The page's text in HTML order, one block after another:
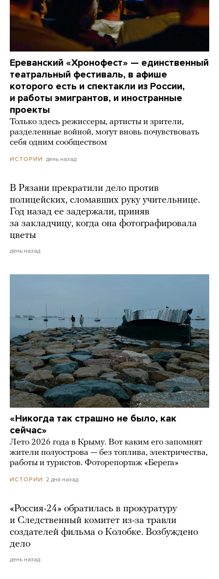
Ереванский «Хронофест» — единственный
театральный фестиваль, в афише
которого есть и спектакли из России,
и работы эмигрантов, и иностранные
проекты
Только здесь режиссеры, артисты и зрители,
разделенные войной, могут вновь почувствовать
себя одним сообществом
ИСТОРИИ день назад
В Рязани прекратили дело против
полицейских, сломавших руку учительнице.
Год назад ее задержали, приняв
за закладчицу, когда она фотографировала
цветы
день назад
«Никогда так страшно не было, как
сейчас»
Лето 2026 года в Крыму. Вот каким его запомнят
жители полуострова — без топлива, электричества,
работы и туристов. Фоторепортаж «Берега»
ИСТОРИИ 2 дня назад
«Россия-24» обратилась в прокуратуру
и Следственный комитет из-за травли
создателей фильма о Колобке. Возбуждено
дело
день назад